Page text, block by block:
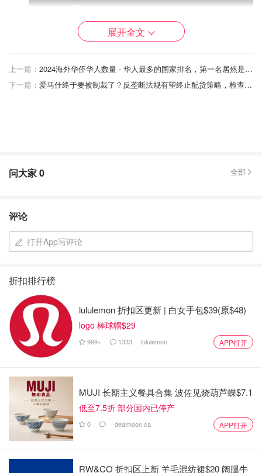
以下为凯特王妃的声明全文：
我想借此机会，亲自向大家表达我的感激之情，感谢一切美
好的支持讯息，以及在我手术康复期间所展现的理解。
对我们整个家庭来说，这几个月确实非常艰难，但我有一个
1月份，我在伦敦接受了一次重大的腹部手术，当时认为我
的情况是非癌性的。手术很成功。然而，手术后的检查发现
存在癌症。因此，我的医疗团队建议我接受一系列的预防性
化疗，现在我正在接受这种治疗的初期阶段。
这当然是非常令人震惊，威廉和我一直在尽我们所能，为了
我们年轻的家庭私下管理这一切。
正如你们可以想像的，这需要时间。我需要时间从重大手术
中恢复，以便开始我的治疗。但最重要的是，我们需要时间
以适合他们的方式向乔治、夏洛特和路易解释一切，并向他
们保证我会没事的。
正如我对他们所说：我身体很好，通过专注于将帮助我疗愈
展开全文
上一篇：
2024海外华侨华人数量 - 华人最多的国家排名，第一名居然是……？
下一篇：
爱马仕终于要被制裁了？反垄断法规有望终止配货策略，检查消费记录、捆绑销售违法！
问大家0 全部
评论
打开App写评论
折扣排行榜
lululemon 折扣区更新 | 白女手包$39(原$48)
logo 棒球帽$29
999+ 1333 lululemon APP打开
MUJI 长期主义餐具合集 波佐见烧葫芦蝶$7.1
低至7.5折 部分国内已停产
0 dealmoon.ca APP打开
RW&CO 折扣区上新 羊毛混纺裙$20 阔腿牛